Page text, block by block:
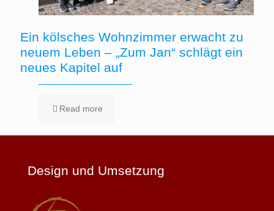
Ein kölsches Wohnzimmer erwacht zu
neuem Leben – „Zum Jan“ schlägt ein
neues Kapitel auf
Read more
Design und Umsetzung